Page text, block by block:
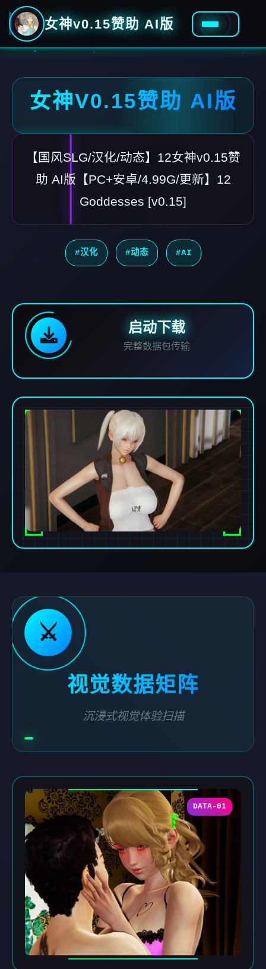
女神v0.15赞助 AI版
女神V0.15赞助 AI版
【国风SLG/汉化/动态】12女神v0.15赞
助 AI版【PC+安卓/4.99G/更新】12
Goddesses [v0.15]
#汉化 #动态 #AI
启动下载
完整数据包传输
⚔️
视觉数据矩阵
沉浸式视觉体验扫描
DATA-01